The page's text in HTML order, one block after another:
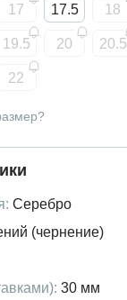
17 17.5 18
19.5 20 20.5
22
Серебро
(чернение)
30 мм